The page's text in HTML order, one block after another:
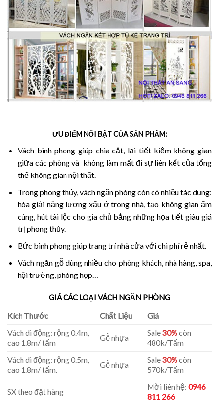
ƯU ĐIỂM NỔI BẬT CỦA SẢN PHẨM:
Vách bình phong giúp chia cắt, lại tiết kiệm không gian
giữa các phòng và không làm mất đi sự liên kết của tổng
thể không gian nội thất.
Trong phong thủy, vách ngăn phòng còn có nhiều tác dụng:
hóa giải năng lượng xấu ở trong nhà, tạo không gian ấm
cúng, hút tài lộc cho gia chủ bằng những họa tiết giàu giá
trị phong thủy.
Bức bình phong giúp trang trí nhà cửa với chi phí rẻ nhất.
Vách ngăn gỗ dùng nhiều cho phòng khách, nhà hàng, spa,
hội trường, phòng họp…
GIÁ CÁC LOẠI VÁCH NGĂN PHÒNG
Kích Thước Chất Liệu
Giá
Vách di động: rộng 0.4m,
cao 1.8m/ tấm
Gỗ nhựa
Sale30%còn
480k/Tấm
Vách di động: rộng 0.5m,
cao 1.8m/ tấm.
Gỗ nhựa
Sale30%còn
570k/Tấm
SX theo đặt hàng
Mời liên hệ:0946
811 266